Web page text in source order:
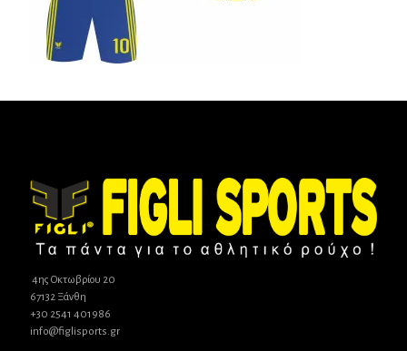
4ης Οκτωβρίου 20
67132 Ξάνθη
+30 2541 401986
info@figlisports.gr